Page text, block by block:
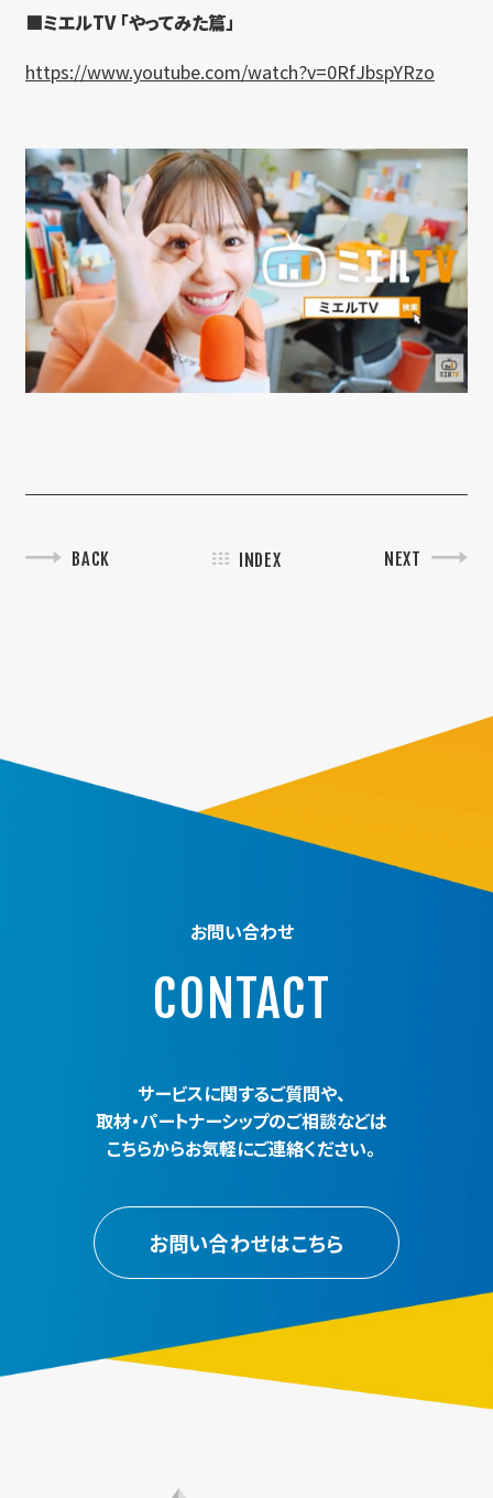
■ミエルTV 「やってみた篇」
https://www.youtube.com/watch?v=0RfJbspYRzo
BACK INDEX NEXT
お問い合わせ
CONTACT
サービスに関するご質問や、
取材・パートナーシップのご相談などは
こちらからお気軽にご連絡ください。
お問い合わせはこちら